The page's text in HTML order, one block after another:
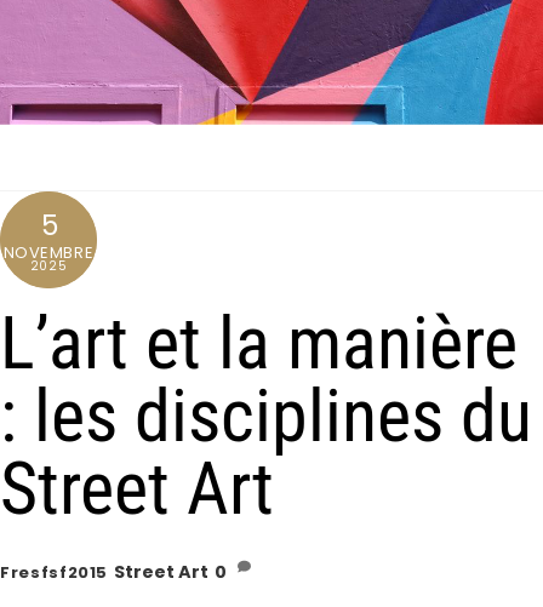
5
NOVEMBRE
2025
L’art et la manière
: les disciplines du
Street Art
Fresfsf2015 Street Art 0